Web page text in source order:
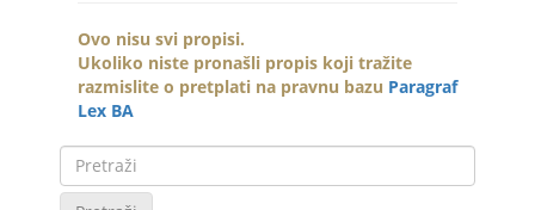
Ovo nisu svi propisi.
Ukoliko niste pronašli propis koji tražite
razmislite o pretplati na pravnu bazu Paragraf
Lex BA